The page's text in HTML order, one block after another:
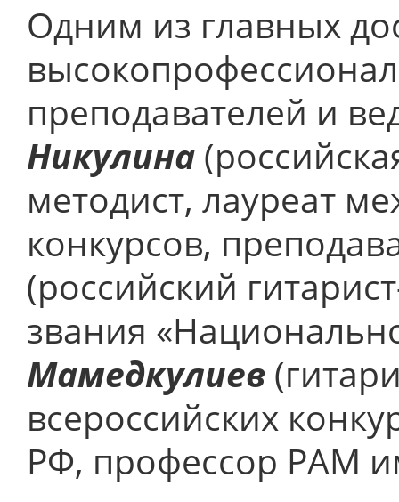
Одним из главных
преподавателей и
Никулина
методист, лауреат
конкурсов,
(российский
звания
Мамедкулиев
всероссийских
РФ, профессор РАМ